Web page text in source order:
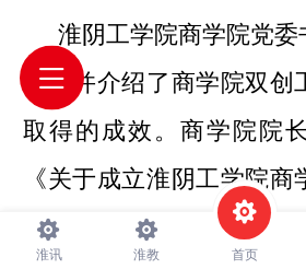
淮阴工学院商学院党
仪式并介绍了商学院双
取得的成效。商学院院
《关于成立淮阴工学院
创业实习实训基地党建联
淮讯 淮教 首页